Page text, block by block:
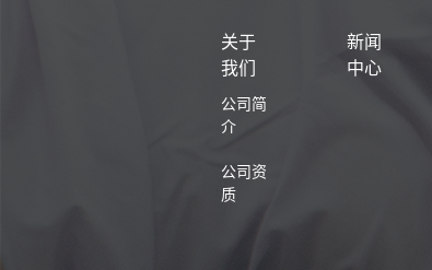
关于
我们
公司简
介
公司资
质
新闻
中心